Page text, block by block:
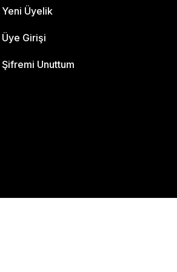
Yeni Üyelik
Üye Girişi
Şifremi Unuttum